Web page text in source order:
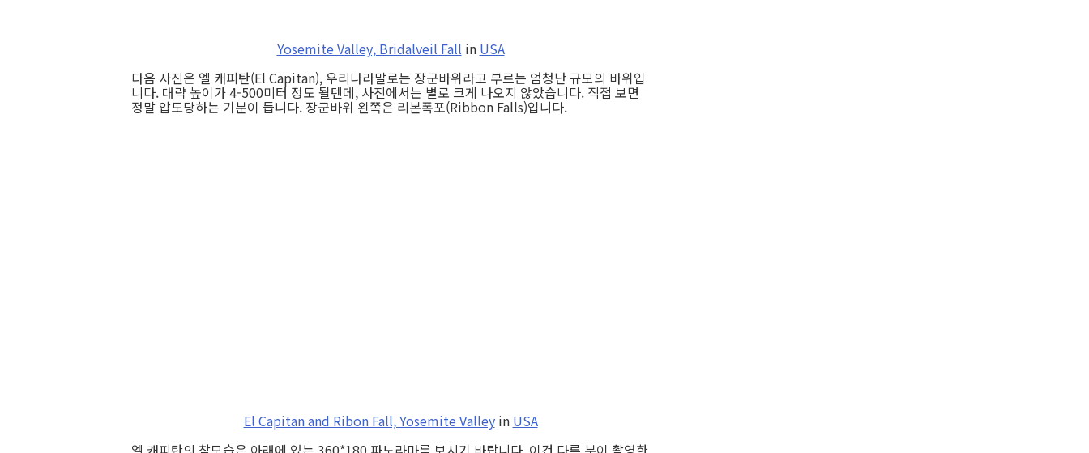
Yosemite Valley, Bridalveil Fall in USA
다음 사진은 엘 캐피탄(El Capitan), 우리나라말로는 장군바위라고 부르는 엄청난 규모의 바위입
니다. 대략 높이가 4-500미터 정도 될텐데, 사진에서는 별로 크게 나오지 않았습니다. 직접 보면
정말 압도당하는 기분이 듭니다. 장군바위 왼쪽은 리본폭포(Ribbon Falls)입니다.
El Capitan and Ribon Fall, Yosemite Valleyin USA